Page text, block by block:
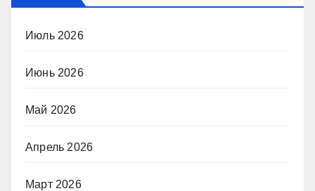
Июль 2026
Июнь 2026
Май 2026
Апрель 2026
Март 2026